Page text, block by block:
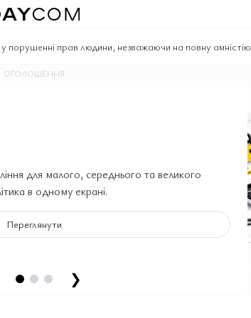
порушенні прав людини, незважаючи на повну амністію
ОГОЛОШЕННЯ
для малого, середнього та великого
в одному екрані.
Переглянути
❯